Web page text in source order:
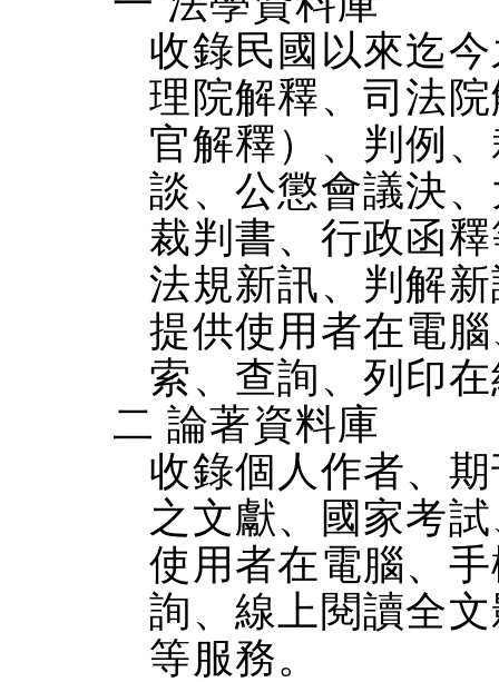
收錄民國以來迄
理院解釋、司法
官解釋）、判例
談、公懲會議決
裁判書、行政函
法規新訊、判解
提供使用者在電
索、查詢、列印
二 論著資料庫
收錄個人作者、
之文獻、國家考
使用者在電腦、
詢、線上閱讀全
等服務。